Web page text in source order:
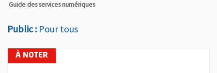
Guide des services numériques
Public : Pour tous